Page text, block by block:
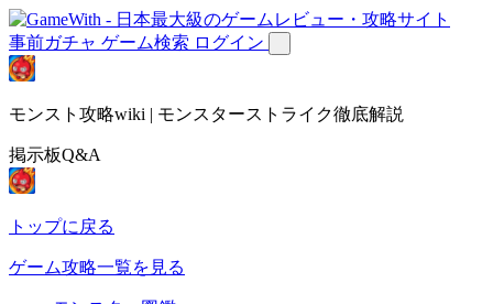
事前ガチャ ゲーム検索 ログイン
モンスト攻略wiki | モンスターストライク徹底解説
掲示板Q&A
トップに戻る
ゲーム攻略一覧を見る